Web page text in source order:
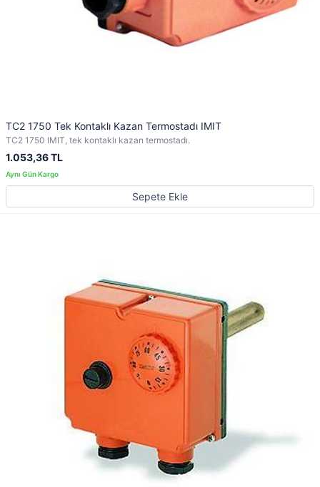
TC2 1750 Tek Kontaklı Kazan Termostadı IMIT
TC2 1750 IMIT, tek kontaklı kazan termostadı.
1.053,36 TL
Sepete Ekle